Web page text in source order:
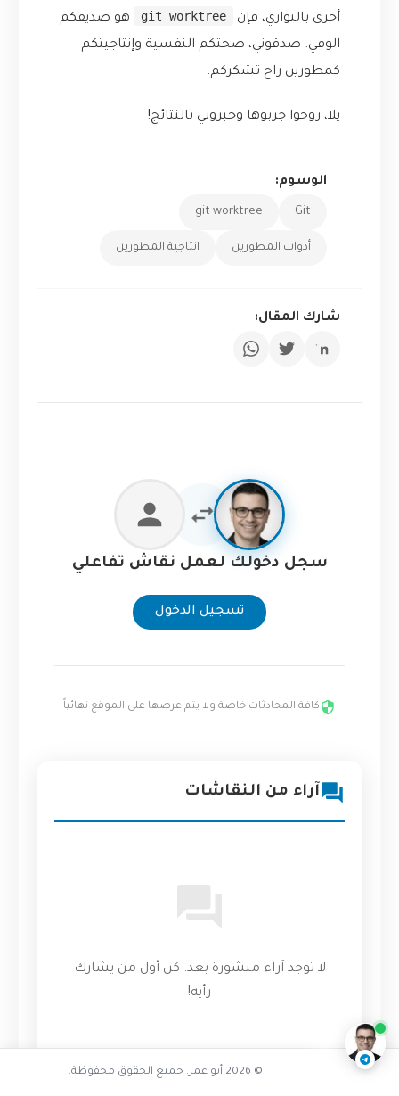
أخرى بالتوازي، فإن
git worktree
هو صديقكم
الوفي. صدقوني، صحتكم النفسية وإنتاجيتكم
كمطورين راح تشكركم.
يلا، روحوا جربوها وخبروني بالنتائج!
الوسوم:
Git
git worktree
أدوات المطورين انتاجية المطورين
شارك المقال:
سجل دخولك لعمل نقاش تفاعلي
تسجيل الدخول
كافة المحادثات خاصة ولا يتم عرضها على الموقع نهائياً
آراء من النقاشات
لا توجد آراء منشورة بعد. كن أول من يشارك
رأيه!
@AbuOmarTech_bot
© 2026 أبو عمر. جميع الحقوق محفوظة.